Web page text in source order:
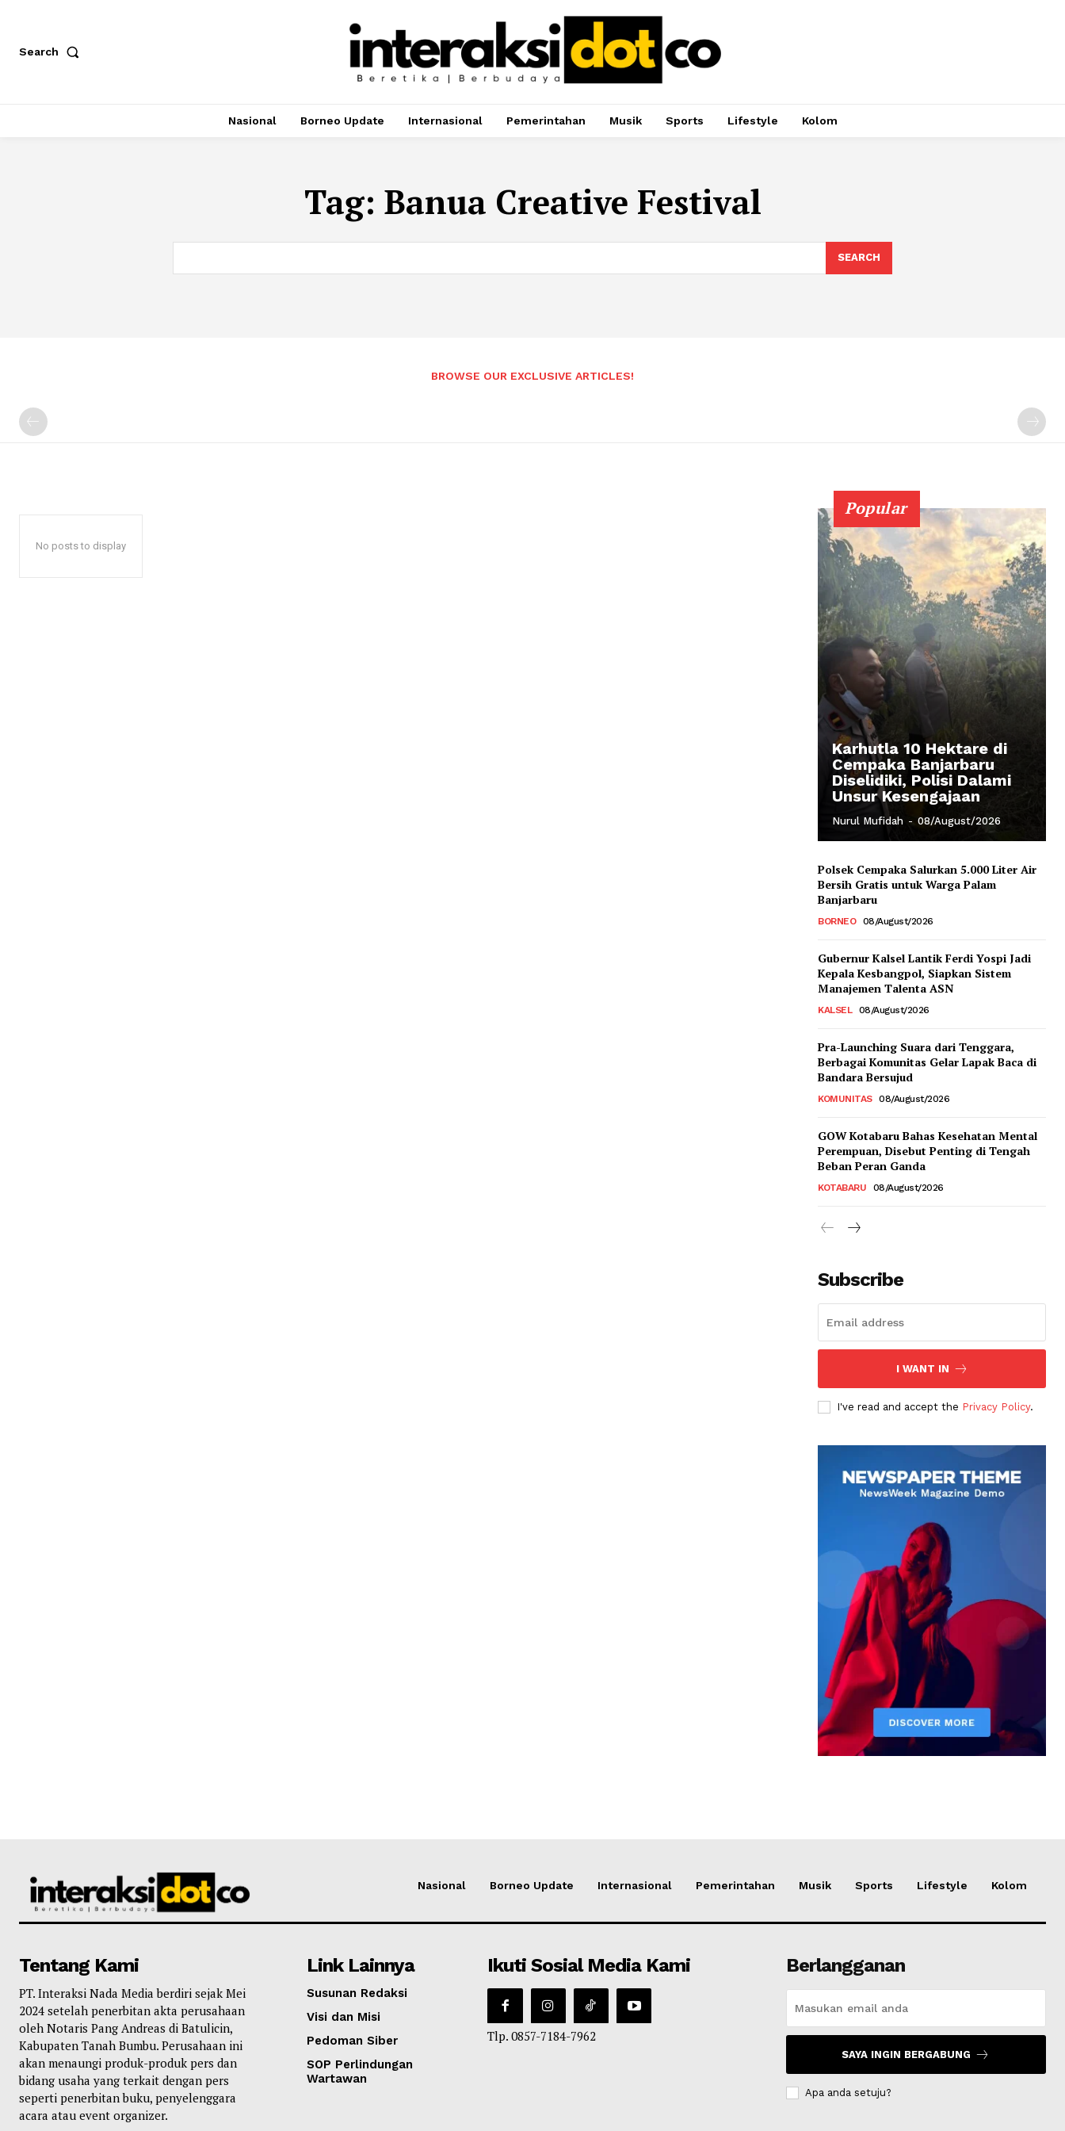
Search
Nasional Borneo Update Internasional Pemerintahan Musik Sports Lifestyle Kolom
Tag: Banua Creative Festival
SEARCH
BROWSE OUR EXCLUSIVE ARTICLES!
No posts to display
Popular
Karhutla 10 Hektare di
Cempaka Banjarbaru
Diselidiki, Polisi Dalami
Unsur Kesengajaan
Nurul Mufidah - 08/August/2026
Polsek Cempaka Salurkan 5.000 Liter Air
Bersih Gratis untuk Warga Palam
Banjarbaru
BORNEO 08/August/2026
Gubernur Kalsel Lantik Ferdi Yospi Jadi
Kepala Kesbangpol, Siapkan Sistem
Manajemen Talenta ASN
KALSEL 08/August/2026
Pra-Launching Suara dari Tenggara,
Berbagai Komunitas Gelar Lapak Baca di
Bandara Bersujud
KOMUNITAS 08/August/2026
GOW Kotabaru Bahas Kesehatan Mental
Perempuan, Disebut Penting di Tengah
Beban Peran Ganda
KOTABARU 08/August/2026
Subscribe
I WANT IN
I've read and accept the Privacy Policy.
Nasional Borneo Update Internasional Pemerintahan Musik Sports Lifestyle Kolom
Tentang Kami
PT. Interaksi Nada Media berdiri sejak Mei
2024 setelah penerbitan akta perusahaan
oleh Notaris Pang Andreas di Batulicin,
Kabupaten Tanah Bumbu. Perusahaan ini
akan menaungi produk-produk pers dan
bidang usaha yang terkait dengan pers
seperti penerbitan buku, penyelenggara
acara atau event organizer.
Link Lainnya
Susunan Redaksi
Visi dan Misi
Pedoman Siber
SOP Perlindungan
Wartawan
Ikuti Sosial Media Kami
Tlp. 0857-7184-7962
Berlangganan
SAYA INGIN BERGABUNG
Apa anda setuju?